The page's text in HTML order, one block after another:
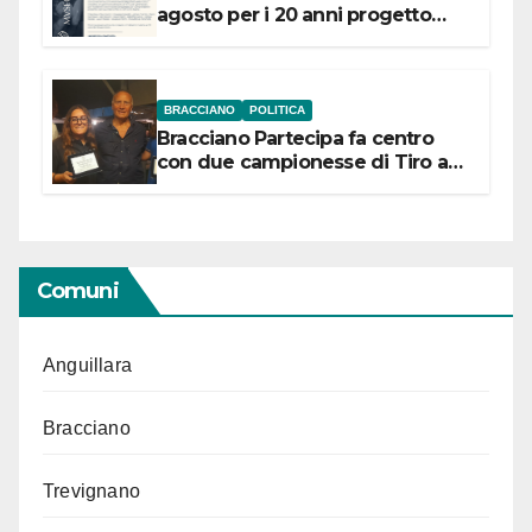
agosto per i 20 anni progetto
BRACCIANO POLITICA
Bracciano Partecipa fa centro
con due campionesse di Tiro a
Comuni
Anguillara
Bracciano
Trevignano